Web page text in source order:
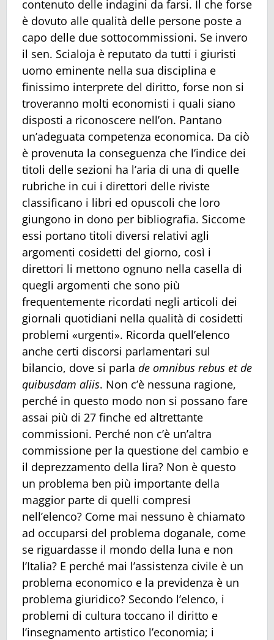
contenuto delle indagini da farsi. Il che forse
è dovuto alle qualità delle persone poste a
capo delle due sottocommissioni. Se invero
il sen. Scialoja è reputato da tutti i giuristi
uomo eminente nella sua disciplina e
finissimo interprete del diritto, forse non si
troveranno molti economisti i quali siano
disposti a riconoscere nell’on. Pantano
un’adeguata competenza economica. Da ciò
è provenuta la conseguenza che l’indice dei
titoli delle sezioni ha l’aria di una di quelle
rubriche in cui i direttori delle riviste
classificano i libri ed opuscoli che loro
giungono in dono per bibliografia. Siccome
essi portano titoli diversi relativi agli
argomenti cosidetti del giorno, così i
direttori li mettono ognuno nella casella di
quegli argomenti che sono più
frequentemente ricordati negli articoli dei
giornali quotidiani nella qualità di cosidetti
problemi «urgenti». Ricorda quell’elenco
anche certi discorsi parlamentari sul
bilancio, dove si parla de omnibus rebus et de
quibusdam aliis. Non c’è nessuna ragione,
perché in questo modo non si possano fare
assai più di 27 finche ed altrettante
commissioni. Perché non c’è un’altra
commissione per la questione del cambio e
il deprezzamento della lira? Non è questo
un problema ben più importante della
maggior parte di quelli compresi
nell’elenco? Come mai nessuno è chiamato
ad occuparsi del problema doganale, come
se riguardasse il mondo della luna e non
l’Italia? E perché mai l’assistenza civile è un
problema economico e la previdenza è un
problema giuridico? Secondo l’elenco, i
problemi di cultura toccano il diritto e
l’insegnamento artistico l’economia; i